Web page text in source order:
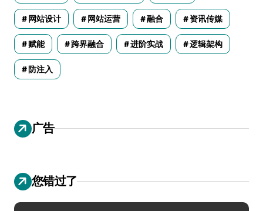
网站设计 网站运营 融合 资讯传媒
赋能 跨界融合 进阶实战 逻辑架构
防注入
广告
您错过了